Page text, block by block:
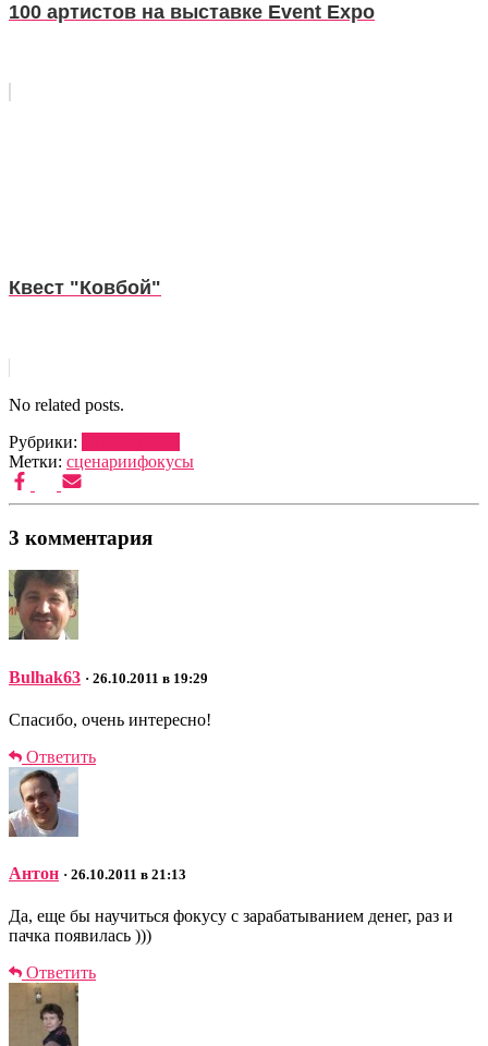
100 артистов на выставке Event Expo
Квест "Ковбой"
No related posts.
Рубрики:
Метки: сценариифокусы
3 комментария
Bulhak63 · 26.10.2011 в 19:29
Спасибо, очень интересно!
Ответить
Антон · 26.10.2011 в 21:13
Да, еще бы научиться фокусу с зарабатыванием денег, раз и
пачка появилась )))
Ответить